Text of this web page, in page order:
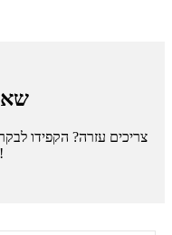
צריכים עזרה? הקפידו
לשאלותיכם!